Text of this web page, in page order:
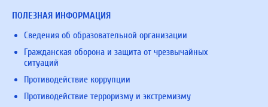
ПОЛЕЗНАЯ ИНФОРМАЦИЯ
Сведения об образовательной организации
Гражданская оборона и защита от чрезвычайных
ситуаций
Противодействие коррупции
Противодействие терроризму и экстремизму